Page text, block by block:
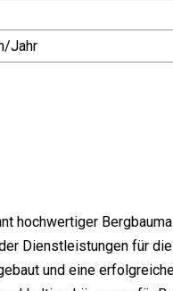
Jahr
hochwertiger
Dienstleistungen für
und eine